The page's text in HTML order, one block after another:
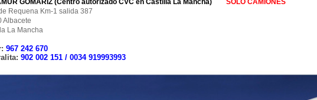
GOMARIZ (Centro autorizado CVC en Castilla La Mancha)
SOLO CAMIONES
de Requena Km-1 salida 387
Albacete
La Mancha
967 242 670
902 002 151 / 0034 919993993